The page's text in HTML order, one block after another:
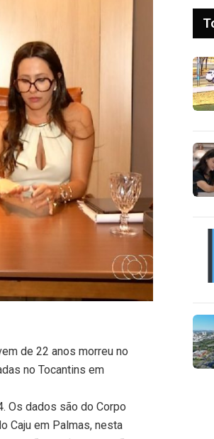
de 22 anos morreu no
no Tocantins em
Os dados são do Corpo
Caju em Palmas, nesta